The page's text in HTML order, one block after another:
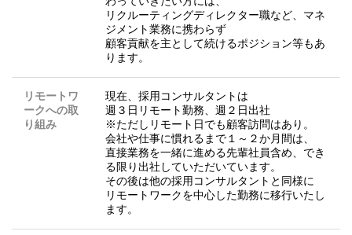
リクルーティングディレクター職など、マネ
ジメント業務に携わらず
顧客貢献を主として続けるポジション等もあ
ります。
リモートワ
ークへの取
り組み
現在、採用コンサルタントは
週３日リモート勤務、週２日出社
※ただしリモート日でも顧客訪問はあり。
会社や仕事に慣れるまで１～２か月間は、
直接業務を一緒に進める先輩社員含め、でき
る限り出社していただいています。
その後は他の採用コンサルタントと同様に
リモートワークを中心した勤務に移行いたし
ます。